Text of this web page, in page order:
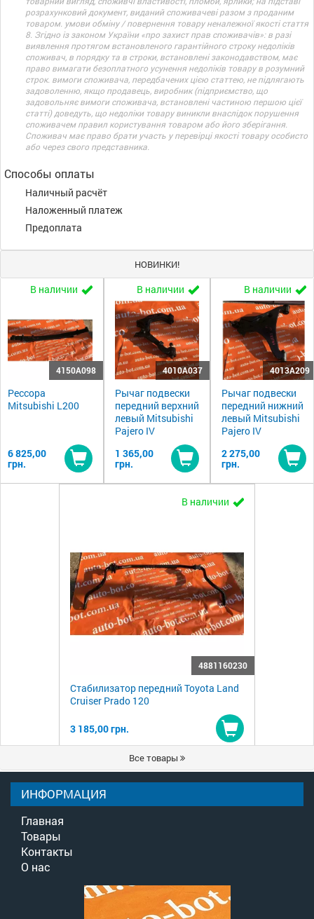
розрахунковий документ, виданий споживачеві разом з проданим
товаром. умови обміну / повернення товару неналежної якості стаття
8. Згідно із законом України «про захист прав споживачів»: в разі
виявлення протягом встановленого гарантійного строку недоліків
споживач, в порядку та в строки, встановлені законодавством, має
право вимагати безоплатного усунення недоліків товару в розумний
строк. вимоги споживача, передбачених цією статтею, не підлягають
задоволенню, якщо продавець, виробник (підприємство, що
задовольняє вимоги споживача, встановлені частиною першою цієї
статті) доведуть, що недоліки товару виникли внаслідок порушення
споживачем правил користування товаром або його зберігання.
Споживач має право брати участь у перевірці якості товару особисто
або через свого представника.
Способы оплаты
Наличный расчёт
Наложенный платеж
Предоплата
НОВИНКИ!
В наличии
4150A098
Рессора
Mitsubishi L200
6 825,00
грн.
Купить
В наличии
4010A037
Рычаг подвески
передний верхний
левый Mitsubishi
Pajero IV
1 365,00
грн.
Купить
В наличии
4013A209
Рычаг подвески
передний нижний
левый Mitsubishi
Pajero IV
2 275,00
грн.
В наличии
4881160230
Стабилизатор передний Toyota Land
Cruiser Prado 120
3 185,00 грн.
Купить
Все товары
ИНФОРМАЦИЯ
Главная
Товары
Контакты
О нас